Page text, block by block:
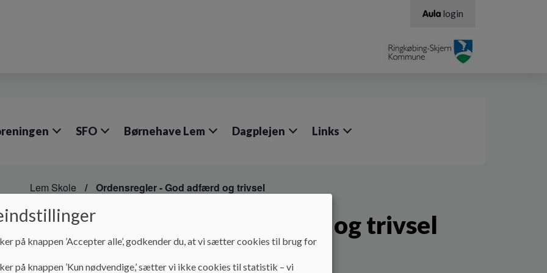
login
SFO Børnehave Lem Dagplejen Links
Lem Skole Ordensregler - God adfærd og trivsel
Ordensregler - God adfærd og trivsel
Her kan I læse om skolens regler ordensregler for god adfærd og trivsel.
på knappen ’Accepter alle’, godkender du, at vi sætter cookies til brug for
på knappen ’Kun nødvendige,’ sætter vi ikke cookies til statistik – vi